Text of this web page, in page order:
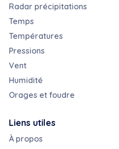
Radar précipitations
Temps
Températures
Pressions
Vent
Humidité
Orages et foudre
Liens utiles
À propos